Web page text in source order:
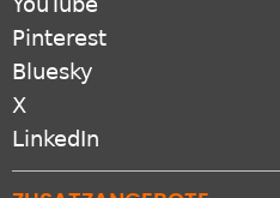
Pinterest
Bluesky
X
LinkedIn